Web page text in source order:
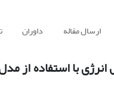
ارسال مقاله داوران
انرژی با استفاده